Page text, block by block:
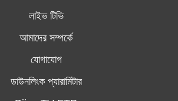
লাইভ টিভি
আমাদের সম্পর্কে
যোগাযোগ
ডাউনলিংক প্যারামিটার